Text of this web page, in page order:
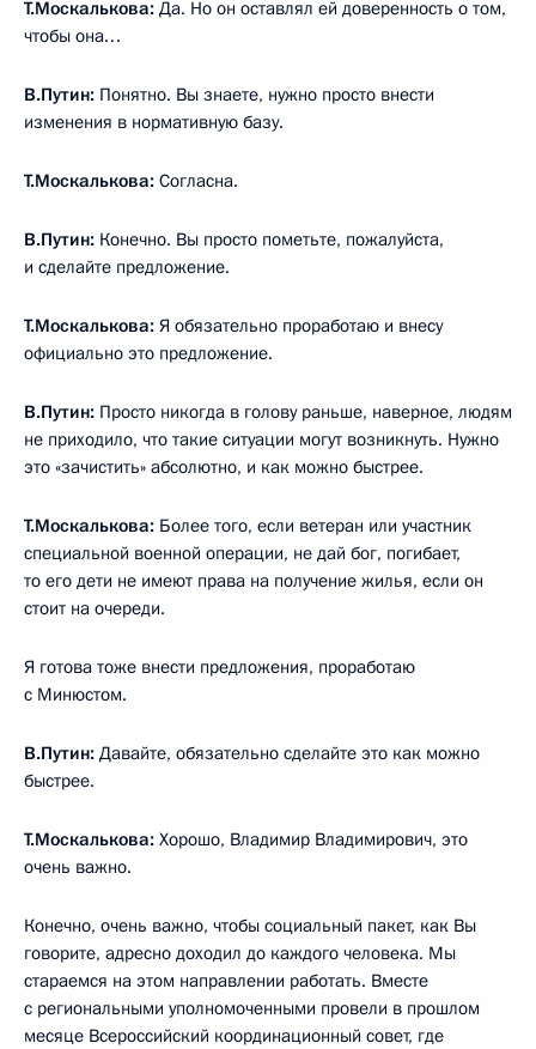
Т.Москалькова: Да. Но он оставлял ей доверенность о том,
чтобы она…
В.Путин: Понятно. Вы знаете, нужно просто внести
изменения в нормативную базу.
Т.Москалькова: Согласна.
В.Путин: Конечно. Вы просто пометьте, пожалуйста,
и сделайте предложение.
Т.Москалькова: Я обязательно проработаю и внесу
официально это предложение.
В.Путин: Просто никогда в голову раньше, наверное, людям
не приходило, что такие ситуации могут возникнуть. Нужно
это «зачистить» абсолютно, и как можно быстрее.
Т.Москалькова: Более того, если ветеран или участник
специальной военной операции, не дай бог, погибает,
то его дети не имеют права на получение жилья, если он
стоит на очереди.
Я готова тоже внести предложения, проработаю
с Минюстом.
В.Путин: Давайте, обязательно сделайте это как можно
быстрее.
Т.Москалькова: Хорошо, Владимир Владимирович, это
очень важно.
Конечно, очень важно, чтобы социальный пакет, как Вы
говорите, адресно доходил до каждого человека. Мы
стараемся на этом направлении работать. Вместе
с региональными уполномоченными провели в прошлом
месяце Всероссийский координационный совет, где